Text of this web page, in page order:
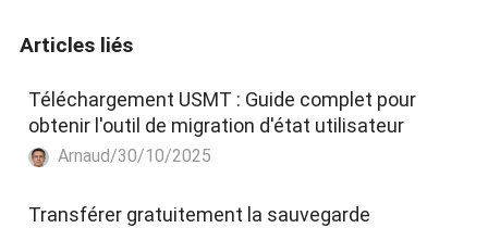
Articles liés
Téléchargement USMT : Guide complet pour
obtenir l'outil de migration d'état utilisateur
Arnaud/30/10/2025
Transférer gratuitement la sauvegarde